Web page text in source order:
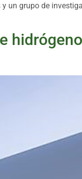
un grupo de